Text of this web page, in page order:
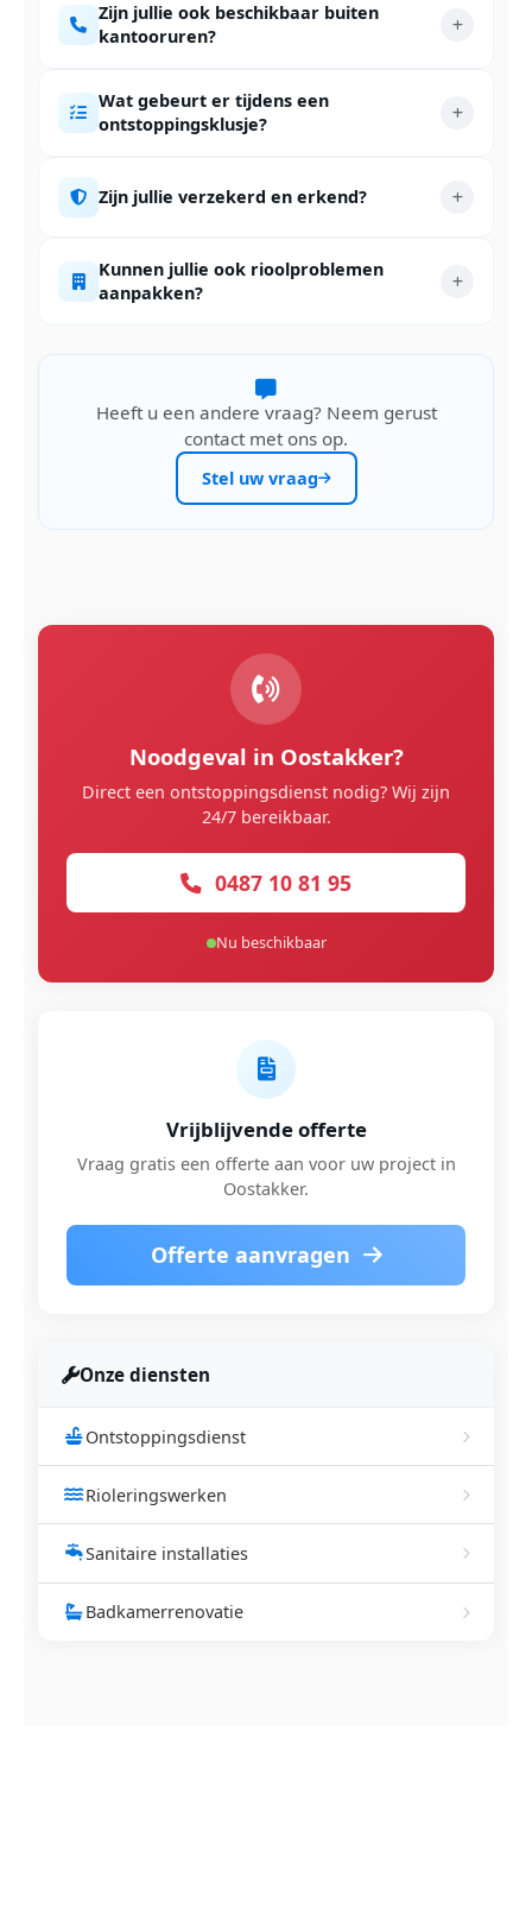
Zijn jullie ook beschikbaar buiten
kantooruren?
Wat gebeurt er tijdens een
ontstoppingsklusje?
Zijn jullie verzekerd en erkend?
Kunnen jullie ook rioolproblemen
aanpakken?
Heeft u een andere vraag? Neem gerust
contact met ons op.
Stel uw vraag
Noodgeval in Oostakker?
Direct een ontstoppingsdienst nodig? Wij zijn
24/7 bereikbaar.
0487 10 81 95
Nu beschikbaar
Vrijblijvende offerte
Vraag gratis een offerte aan voor uw project in
Oostakker.
Offerte aanvragen
Onze diensten
Ontstoppingsdienst
Rioleringswerken
Sanitaire installaties
Badkamerrenovatie